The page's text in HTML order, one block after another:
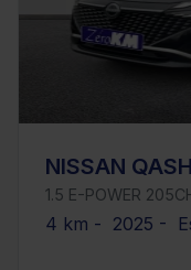
NISSAN
1.5 E-POWER
4 km - 2025 -